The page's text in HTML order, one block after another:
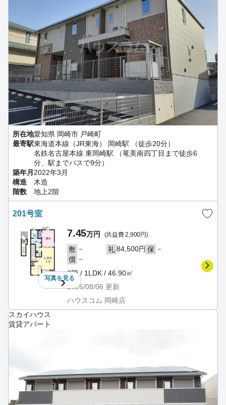
所在地愛知県 岡崎市 戸崎町
最寄駅東海道本線（JR東海） 岡崎駅 （徒歩20分）
名鉄名古屋本線 東岡崎駅 （竜美南四丁目まで徒歩6
分、駅までバスで9分）
築年月 2022年3月
構造
木造
階数
地上2階
201号室
写真を見る
7.45万円 (共益費 2,900円)
敷 － 礼84,500円 保 －
償 －
2階 / 1LDK / 46.90㎡
2026/08/06 更新
ハウスコム 岡崎店
スカイハウス
賃貸アパート